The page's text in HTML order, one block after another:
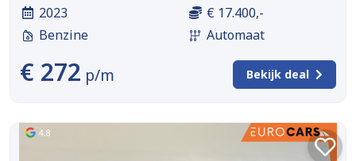
2023
Benzine
€ 17.400,-
Automaat
€ 272 p/m Bekijk deal